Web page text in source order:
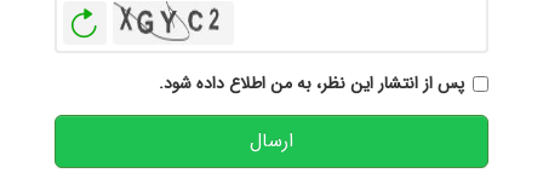
پس از انتشار این نظر، به من اطلاع داده شود.
ارسال